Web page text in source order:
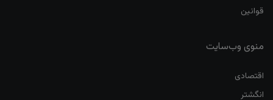
قوانین
منوی وب‌سایت
اقتصادی
انگشتر